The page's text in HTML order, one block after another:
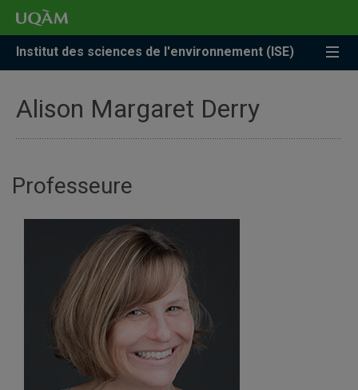
Accéder
recherche
Accéder
menu
pricipal
Accéder
zone
Institut des sciences de l'environnement (ISE)
Alison Margaret Derry
Professeure